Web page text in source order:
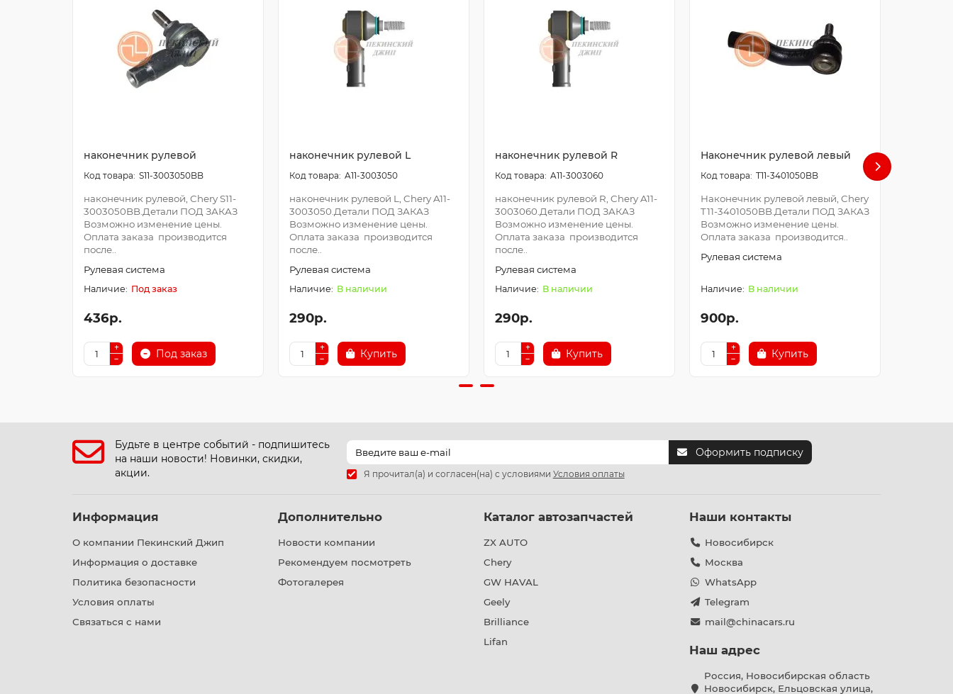
наконечник рулевой
S11-3003050BB
наконечник рулевой, Chery S11-
3003050BB.Детали ПОД ЗАКАЗ
Возможно изменение цены.
Оплата заказа производится
после..
Рулевая система
Под заказ
436р.
Под заказ
наконечник рулевой L
A11-3003050
наконечник рулевой L, Chery A11-
3003050.Детали ПОД ЗАКАЗ
Возможно изменение цены.
Оплата заказа производится
после..
Рулевая система
В наличии
290р.
Купить
наконечник рулевой R
A11-3003060
наконечник рулевой R, Chery A11-
3003060.Детали ПОД ЗАКАЗ
Возможно изменение цены.
Оплата заказа производится
после..
Рулевая система
В наличии
290р.
Купить
Наконечник рулевой левый
T11-3401050BB
Наконечник рулевой левый, Chery
T11-3401050BB.Детали ПОД ЗАКАЗ
Возможно изменение цены.
Оплата заказа производится..
Рулевая система
В наличии
900р.
Купить
Будьте в центре событий - подпишитесь
на наши новости! Новинки, скидки,
акции.
Оформить подписку
Я прочитал(а) и согласен(на) с условиями Условия оплаты
Информация
О компании Пекинский Джип
Информация о доставке
Политика безопасности
Условия оплаты
Связаться с нами
Дополнительно
Новости компании
Рекомендуем посмотреть
Фотогалерея
Каталог автозапчастей
ZX AUTO
Chery
GW HAVAL
Geely
Brilliance
Lifan
Наши контакты
Новосибирск
Москва
WhatsApp
Telegram
mail@chinacars.ru
Наш адрес
Россия, Новосибирская область
Новосибирск, Ельцовская улица,